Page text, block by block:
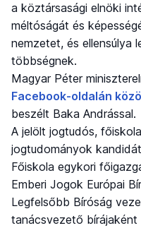
a köztársasági elnöki
méltóságát és
nemzetet, és ellensúlya
többségnek.
Magyar Péter
Facebook-oldalán
beszélt Baka Andrással.
A jelölt jogtudós,
jogtudományok
Főiskola egykori
Emberi Jogok Európai
Legfelsőbb Bíróság
tanácsvezető